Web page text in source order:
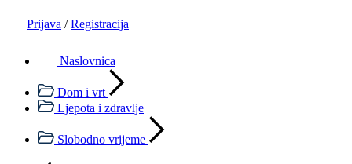
Prijava / Registracija
Naslovnica
Dom i vrt
Ljepota i zdravlje
Slobodno vrijeme